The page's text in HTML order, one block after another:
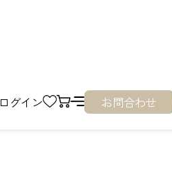
ログイン お問合わせ